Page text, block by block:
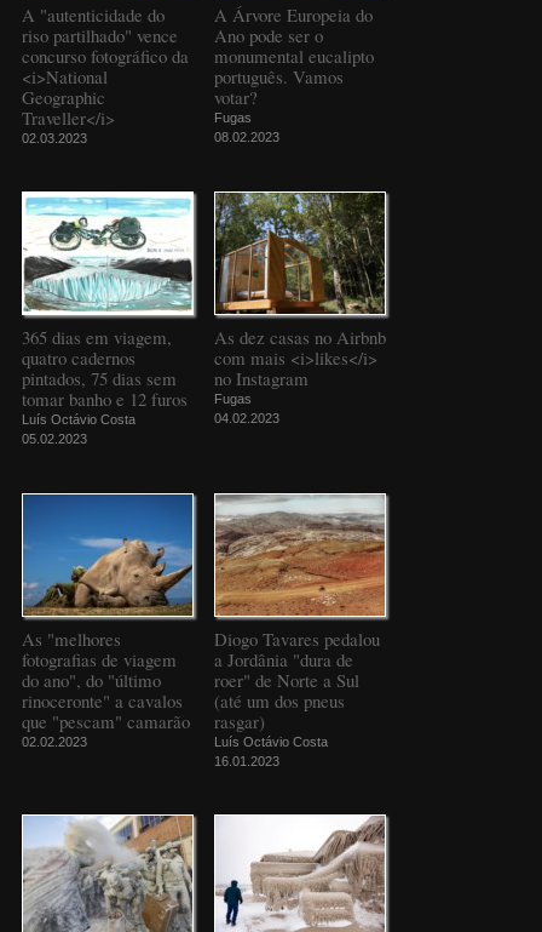
A "autenticidade do
riso partilhado" vence
concurso fotográfico da
<i>National
Geographic
Traveller</i>
02.03.2023
A Árvore Europeia do
Ano pode ser o
monumental eucalipto
português. Vamos
votar?
Fugas
08.02.2023
365 dias em viagem,
quatro cadernos
pintados, 75 dias sem
tomar banho e 12 furos
Luís Octávio Costa
05.02.2023
As dez casas no Airbnb
com mais <i>likes</i>
no Instagram
Fugas
04.02.2023
As "melhores
fotografias de viagem
do ano", do "último
rinoceronte" a cavalos
que "pescam" camarão
02.02.2023
Diogo Tavares pedalou
a Jordânia "dura de
roer" de Norte a Sul
(até um dos pneus
rasgar)
Luís Octávio Costa
16.01.2023